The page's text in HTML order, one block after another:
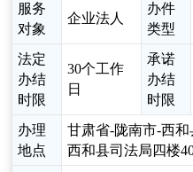
服务
对象
企业法人
办件
类型
法定
办结
时限
30个工作
日
承诺
办结
时限
办理
地点
甘肃省-陇南市-西
西和县司法局四楼